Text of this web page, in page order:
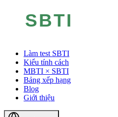
Làm test SBTI
Kiểu tính cách
MBTI × SBTI
Bảng xếp hạng
Blog
Giới thiệu